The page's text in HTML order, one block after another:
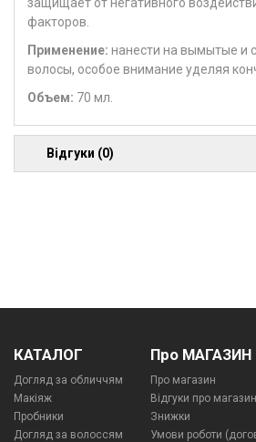
факторов.
Применение: нанести на вымытые и
волосы, особое внимание уделяя
Объем: 70 мл.
Відгуки (0)
КАТАЛОГ
Догляд за обличчям
Макіяж
Пробники
Догляд за волоссям
Про МАГАЗИН
Про магазин
Відгуки про магазин
Знижки
Умови роботи